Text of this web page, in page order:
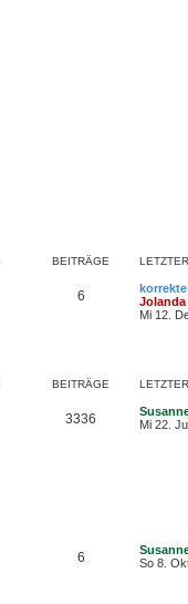
BEITRÄGE
6
Jolanda
Mi 12.
BEITRÄGE
3336
Mi 22.
6
So 8.